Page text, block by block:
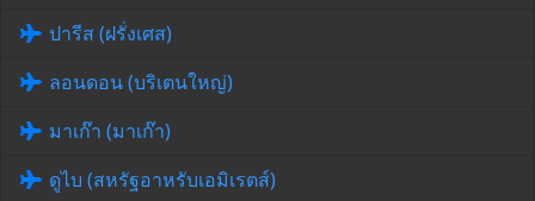
ปารีส (ฝรั่งเศส)
ลอนดอน (บริเตนใหญ่)
มาเก๊า (มาเก๊า)
ดูไบ (สหรัฐอาหรับเอมิเรตส์)